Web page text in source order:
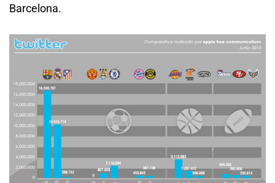
Barcelona.